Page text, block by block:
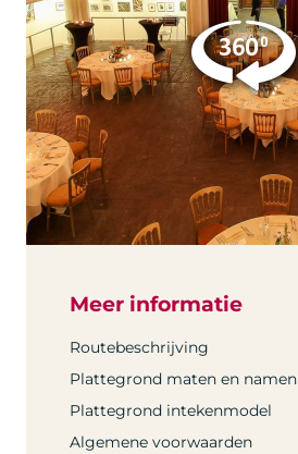
Meer informatie
Routebeschrijving
Plattegrond maten en namen
Plattegrond intekenmodel
Algemene voorwaarden